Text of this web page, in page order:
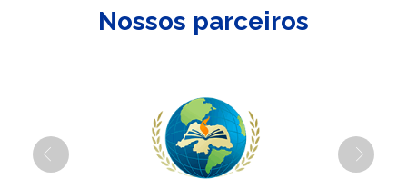
Nossos parceiros
Previous Next